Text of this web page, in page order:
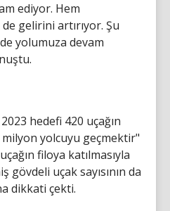
ediyor. Hem
gelirini artırıyor. Şu
yolumuza devam
hedefi 420 uçağın
milyon yolcuyu geçmektir"
filoya katılmasıyla
gövdeli uçak sayısının da
dikkati çekti.